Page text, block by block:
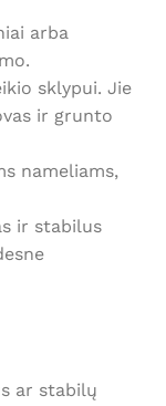
arba
sklypui. Jie
ir grunto
nameliams,
ir stabilus
ar stabilų